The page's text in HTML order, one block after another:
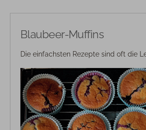
Blaubeer-Muffins
Die einfachsten Rezepte sind oft die